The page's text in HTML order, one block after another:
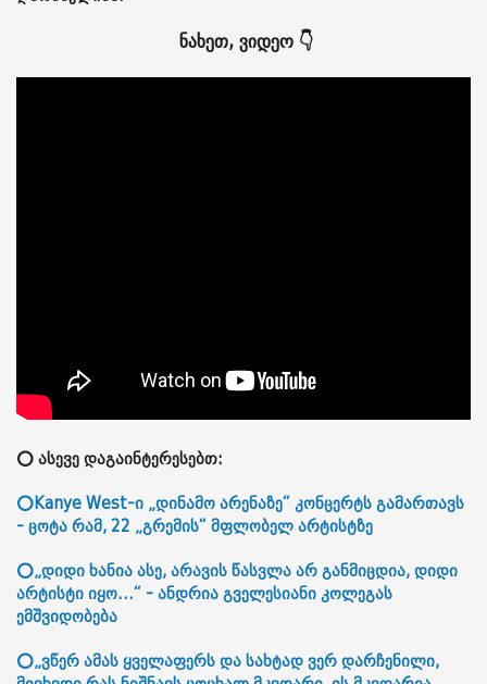
ნახეთ, ვიდეო 👇
⭕ ასევე დაგაინტერესებთ:
⭕Kanye West-ი „დინამო არენაზე“ კონცერტს გამართავს
- ცოტა რამ, 22 „გრემის“ მფლობელ არტისტზე
⭕„დიდი ხანია ასე, არავის წასვლა არ განმიცდია, დიდი
არტისტი იყო...“ - ანდრია გველესიანი კოლეგას
ემშვიდობება
⭕„ვწერ ამას ყველაფერს და სახტად ვერ დარჩენილი,